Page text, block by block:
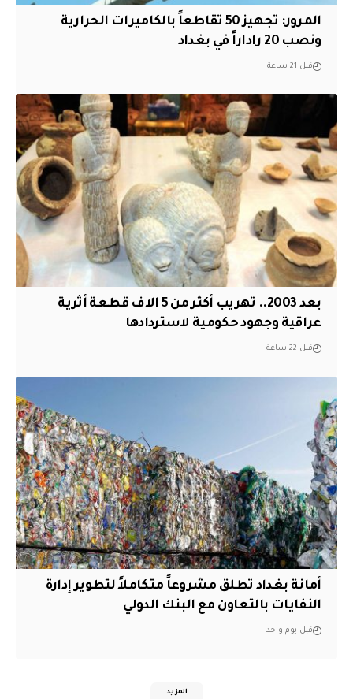
المرور: تجهيز 50 تقاطعاً بالكاميرات الحرارية
ونصب 20 راداراً في بغداد
قبل 21 ساعة
بعد 2003.. تهريب أكثر من 5 آلاف قطعة أثرية
عراقية وجهود حكومية لاستردادها
قبل 22 ساعة
أمانة بغداد تطلق مشروعاً متكاملاً لتطوير إدارة
النفايات بالتعاون مع البنك الدولي
قبل يوم واحد
المزيد